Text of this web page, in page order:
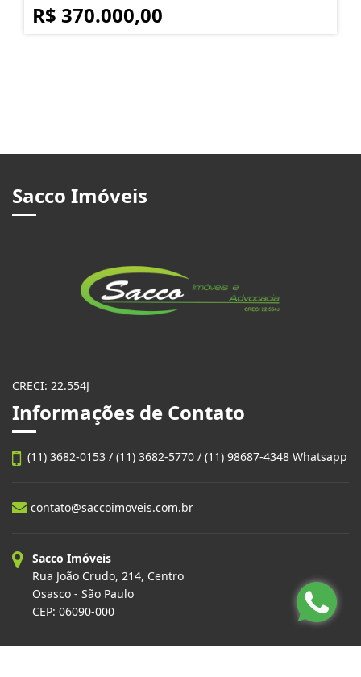
R$ 370.000,00
Sacco Imóveis
CRECI: 22.554J
Informações de Contato
(11) 3682-0153 / (11) 3682-5770 / (11) 98687-4348 Whatsapp
contato@saccoimoveis.com.br
Sacco Imóveis
Rua João Crudo, 214, Centro
Osasco - São Paulo
CEP: 06090-000